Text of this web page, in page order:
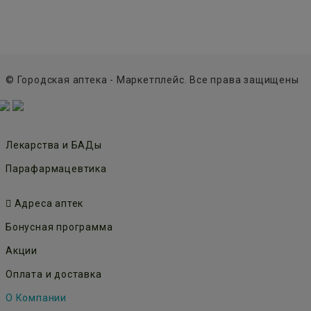
© Городская аптека - Маркетплейс. Все права защищены
Лекарства и БАДы
Парафармацевтика
Адреса аптек
Бонусная программа
Акции
Оплата и доставка
О Компании